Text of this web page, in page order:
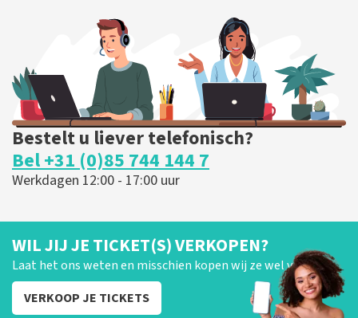
Bestelt u liever telefonisch?
Bel +31 (0)85 744 144 7
Werkdagen 12:00 - 17:00 uur
WIL JIJ JE TICKET(S) VERKOPEN?
Laat het ons weten en misschien kopen wij ze wel van je!
VERKOOP JE TICKETS